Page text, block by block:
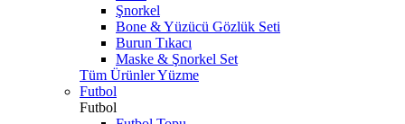
Şnorkel
Bone & Yüzücü Gözlük Seti
Burun Tıkacı
Maske & Şnorkel Set
Tüm Ürünler Yüzme
Futbol
Futbol